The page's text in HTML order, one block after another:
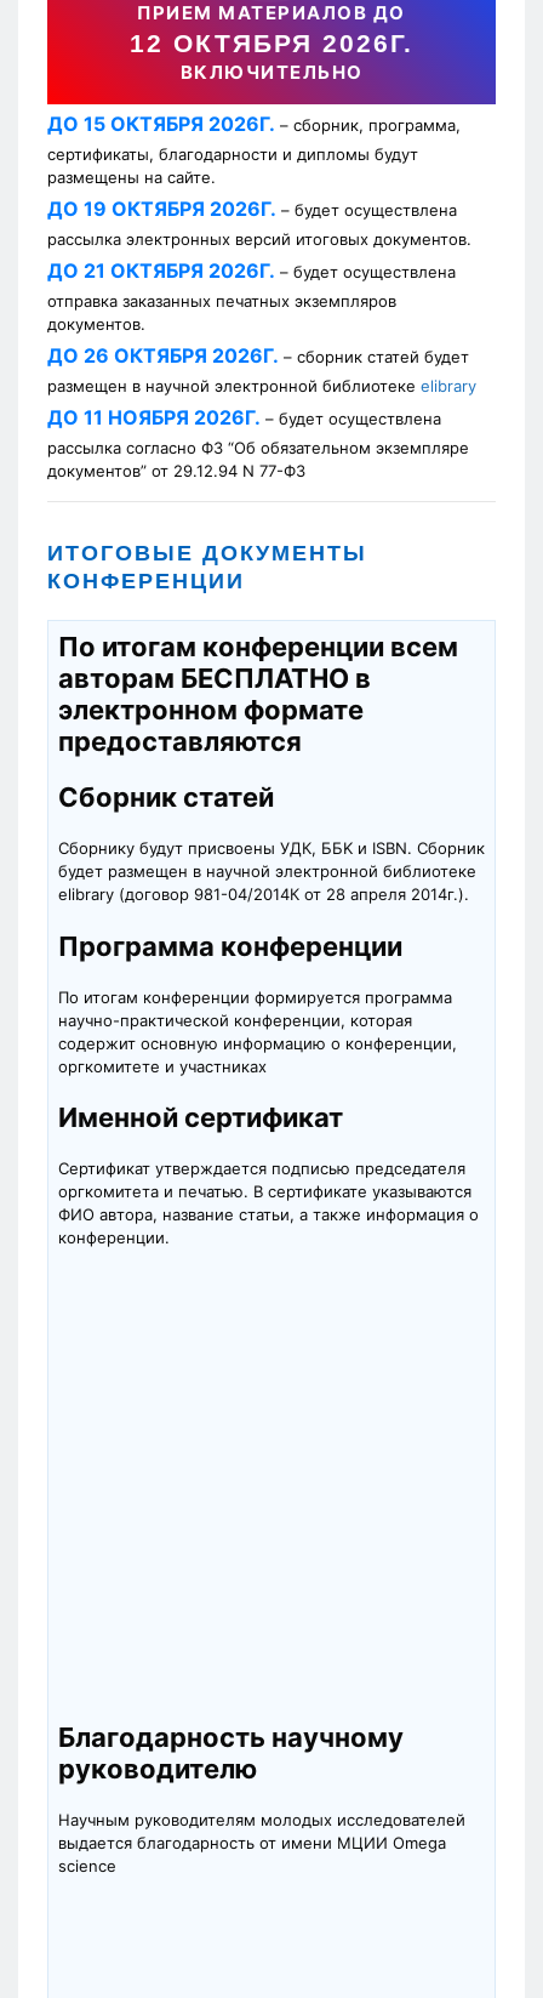
ПРИЕМ МАТЕРИАЛОВ ДО
12 ОКТЯБРЯ 2026Г.
ВКЛЮЧИТЕЛЬНО
ДО 15 ОКТЯБРЯ 2026Г. – сборник, программа,
сертификаты, благодарности и дипломы будут
размещены на сайте.
ДО 19 ОКТЯБРЯ 2026Г. – будет осуществлена
рассылка электронных версий итоговых документов.
ДО 21 ОКТЯБРЯ 2026Г. – будет осуществлена
отправка заказанных печатных экземпляров
документов.
ДО 26 ОКТЯБРЯ 2026Г. – сборник статей будет
размещен в научной электронной библиотеке elibrary
ДО 11 НОЯБРЯ 2026Г. – будет осуществлена
рассылка согласно ФЗ “Об обязательном экземпляре
документов” от 29.12.94 N 77-ФЗ
ИТОГОВЫЕ ДОКУМЕНТЫ
КОНФЕРЕНЦИИ
По итогам конференции всем
авторам БЕСПЛАТНО в
электронном формате
предоставляются
Сборник статей
Сборнику будут присвоены УДК, ББK и ISBN. Сборник
будет размещен в научной электронной библиотеке
elibrary (договор 981-04/2014К от 28 апреля 2014г.).
Программа конференции
По итогам конференции формируется программа
научно-практической конференции, которая
содержит основную информацию о конференции,
оргкомитете и участниках
Именной сертификат
Сертификат утверждается подписью председателя
оргкомитета и печатью. В сертификате указываются
ФИО автора, название статьи, а также информация о
конференции.
Благодарность научному
руководителю
Научным руководителям молодых исследователей
выдается благодарность от имени МЦИИ Omega
science